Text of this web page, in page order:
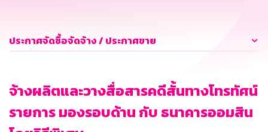
ประกาศจัดซื้อจัดจ้าง / ประกาศขาย
จ้างผลิตและวางสื่อสารคดีสั้นทางโทรทัศน์
รายการ มองรอบด้าน กับ ธนาคารออมสิน